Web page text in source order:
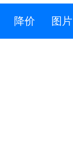
降价 图片